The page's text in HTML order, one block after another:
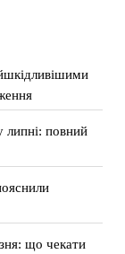
липні: повний
що чекати